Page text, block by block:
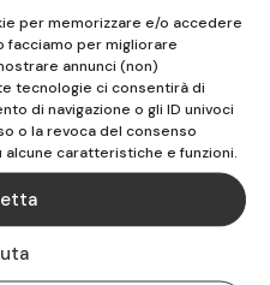
per memorizzare e/o accedere
facciamo per migliorare
annunci (non)
tecnologie ci consentirà di
di navigazione o gli ID univoci
o la revoca del consenso
caratteristiche e funzioni.